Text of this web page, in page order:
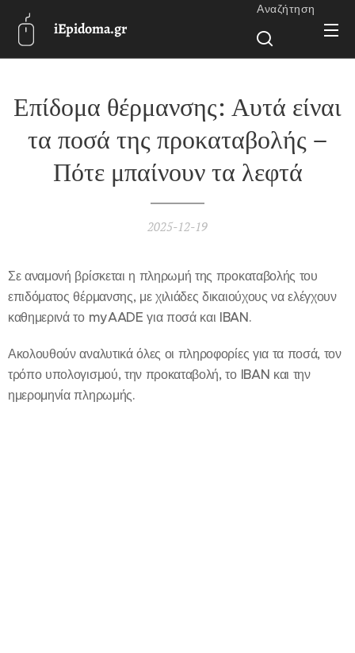
iEpidoma.gr
Αναζήτηση
Επίδομα θέρμανσης: Αυτά είναι
τα ποσά της προκαταβολής –
Πότε μπαίνουν τα λεφτά
2025-12-19
Σε αναμονή βρίσκεται η πληρωμή της προκαταβολής του
επιδόματος θέρμανσης, με χιλιάδες δικαιούχους να ελέγχουν
καθημερινά το myAADE για ποσά και IBAN.
Ακολουθούν αναλυτικά όλες οι πληροφορίες για τα ποσά, τον
τρόπο υπολογισμού, την προκαταβολή, το IBAN και την
ημερομηνία πληρωμής.